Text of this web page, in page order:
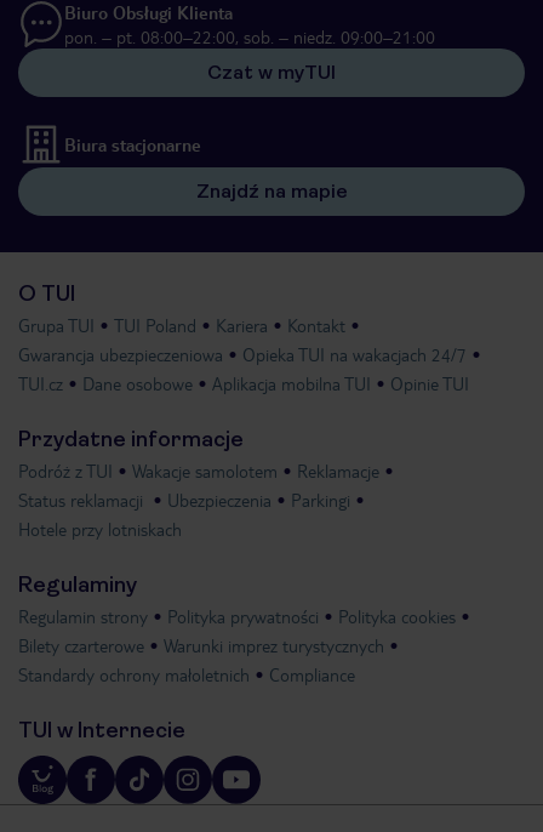
Biuro Obsługi Klienta
pon. – pt. 08:00–22:00, sob. – niedz. 09:00–21:00
Czat w myTUI
Biura stacjonarne
Znajdź na mapie
O TUI
Grupa TUI TUI Poland Kariera
Kontakt
Gwarancja ubezpieczeniowa
Opieka TUI na wakacjach 24/7
TUI.cz
Dane osobowe Aplikacja mobilna TUI Opinie TUI
Przydatne informacje
Podróż z TUI Wakacje samolotem
Reklamacje
Status reklamacji
Ubezpieczenia
Parkingi
Hotele przy lotniskach
Regulaminy
Regulamin strony Polityka prywatności
Polityka cookies
Bilety czarterowe
Warunki imprez turystycznych
Standardy ochrony małoletnich
Compliance
TUI w Internecie